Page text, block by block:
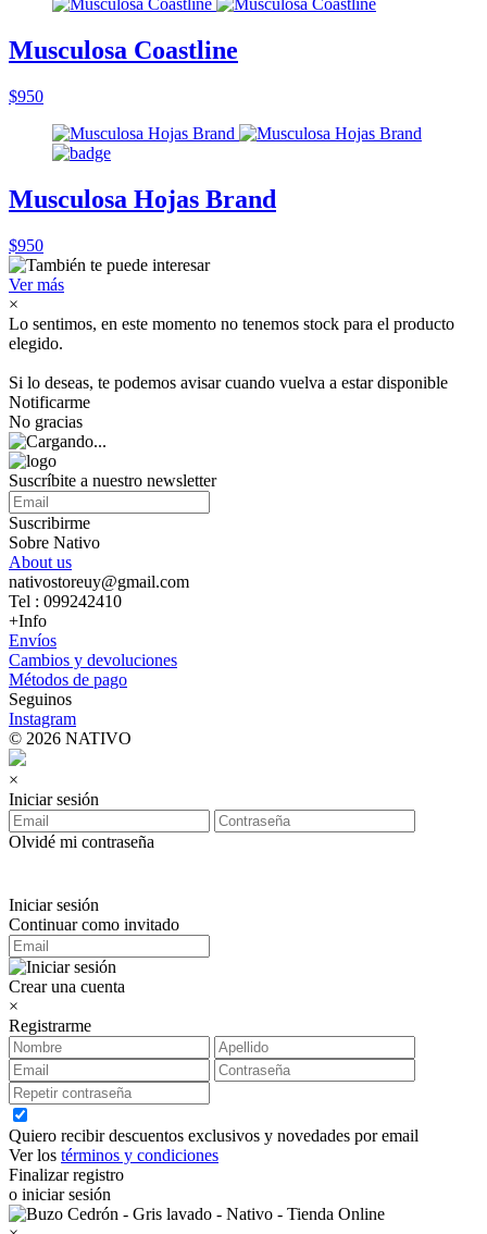
Musculosa Coastline
$950
Musculosa Hojas Brand
$950
Ver más
×
Lo sentimos, en este momento no tenemos stock para el producto
elegido.
Si lo deseas, te podemos avisar cuando vuelva a estar disponible
Notificarme
No gracias
Suscríbite a nuestro newsletter
Suscribirme
Sobre Nativo
About us
nativostoreuy@gmail.com
Tel : 099242410
+Info
Envíos
Cambios y devoluciones
Métodos de pago
Seguinos
Instagram
© 2026 NATIVO
×
Iniciar sesión
Olvidé mi contraseña
Iniciar sesión
Continuar como invitado
Crear una cuenta
×
Registrarme
Quiero recibir descuentos exclusivos y novedades por email
Ver los términos y condiciones
Finalizar registro
o iniciar sesión